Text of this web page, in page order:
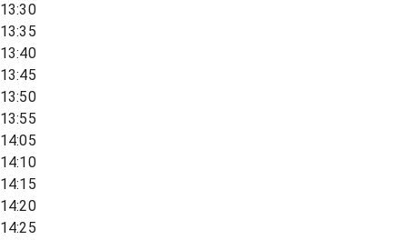
13:30
13:35
13:40
13:45
13:50
13:55
14:05
14:10
14:15
14:20
14:25